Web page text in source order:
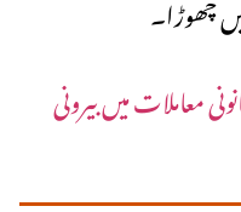
معاملات میں بیرونی